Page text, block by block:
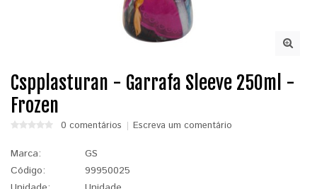
Cspplasturan - Garrafa Sleeve 250ml -
Frozen
0 comentários Escreva um comentário
Marca:
GS
Código:
99950025